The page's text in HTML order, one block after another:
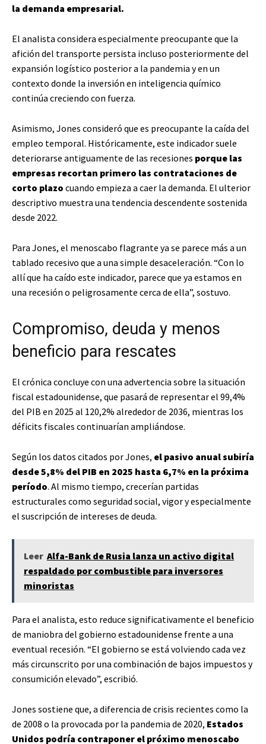
la demanda empresarial.
El analista considera especialmente preocupante que la
afición del transporte persista incluso posteriormente del
expansión logístico posterior a la pandemia y en un
contexto donde la inversión en inteligencia químico
continúa creciendo con fuerza.
Asimismo, Jones consideró que es preocupante la caída del
empleo temporal. Históricamente, este indicador suele
deteriorarse antiguamente de las recesiones porque las
empresas recortan primero las contrataciones de
corto plazo cuando empieza a caer la demanda. El ulterior
descriptivo muestra una tendencia descendente sostenida
desde 2022.
Para Jones, el menoscabo flagrante ya se parece más a un
tablado recesivo que a una simple desaceleración. “Con lo
allí que ha caído este indicador, parece que ya estamos en
una recesión o peligrosamente cerca de ella”, sostuvo.
Compromiso, deuda y menos
beneficio para rescates
El crónica concluye con una advertencia sobre la situación
fiscal estadounidense, que pasará de representar el 99,4%
del PIB en 2025 al 120,2% alrededor de 2036, mientras los
déficits fiscales continuarían ampliándose.
Según los datos citados por Jones, el pasivo anual subiría
desde 5,8% del PIB en 2025 hasta 6,7% en la próxima
período. Al mismo tiempo, crecerían partidas
estructurales como seguridad social, vigor y especialmente
el suscripción de intereses de deuda.
Leer Alfa-Bank de Rusia lanza un activo digital
respaldado por combustible para inversores
minoristas
Para el analista, esto reduce significativamente el beneficio
de maniobra del gobierno estadounidense frente a una
eventual recesión. “El gobierno se está volviendo cada vez
más circunscrito por una combinación de bajos impuestos y
consumición elevado”, escribió.
Jones sostiene que, a diferencia de crisis recientes como la
de 2008 o la provocada por la pandemia de 2020, Estados
Unidos podría contraponer el próximo menoscabo